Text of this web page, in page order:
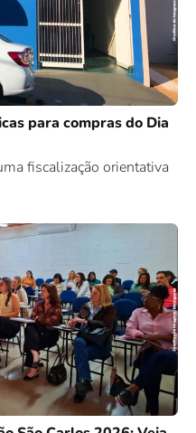
para compras do Dia
fiscalização orientativa